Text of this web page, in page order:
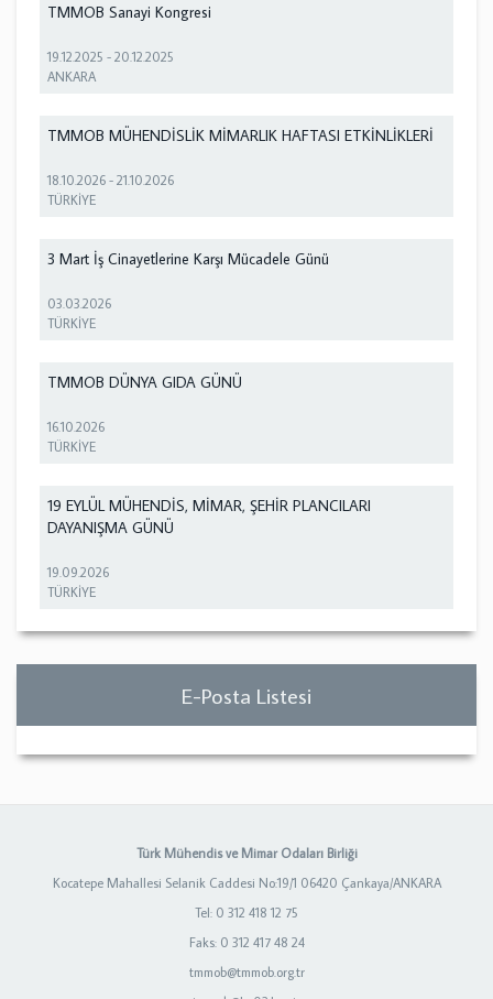
TMMOB Sanayi Kongresi
19.12.2025 -20.12.2025
ANKARA
TMMOB MÜHENDİSLİK MİMARLIK HAFTASI ETKİNLİKLERİ
18.10.2026 -21.10.2026
TÜRKİYE
3 Mart İş Cinayetlerine Karşı Mücadele Günü
03.03.2026
TÜRKİYE
TMMOB DÜNYA GIDA GÜNÜ
16.10.2026
TÜRKİYE
19 EYLÜL MÜHENDİS, MİMAR, ŞEHİR PLANCILARI
DAYANIŞMA GÜNÜ
19.09.2026
TÜRKİYE
E-Posta Listesi
Türk Mühendis ve Mimar Odaları Birliği
Kocatepe Mahallesi Selanik Caddesi No:19/1 06420 Çankaya/ANKARA
Tel: 0 312 418 12 75
Faks: 0 312 417 48 24
tmmob@tmmob.org.tr